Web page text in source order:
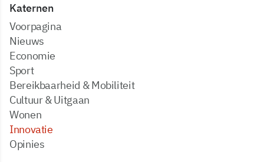
Katernen
Voorpagina
Nieuws
Economie
Sport
Bereikbaarheid & Mobiliteit
Cultuur & Uitgaan
Wonen
Innovatie
Opinies